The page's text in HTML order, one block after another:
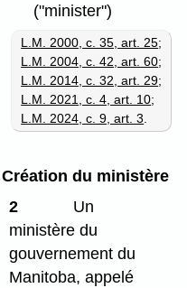
("minister")
L.M. 2000, c. 35, art. 25;
L.M. 2004, c. 42, art. 60;
L.M. 2014, c. 32, art. 29;
L.M. 2021, c. 4, art. 10;
L.M. 2024, c. 9, art. 3.
Création du ministère
2
Un
ministère du
gouvernement du
Manitoba, appelé